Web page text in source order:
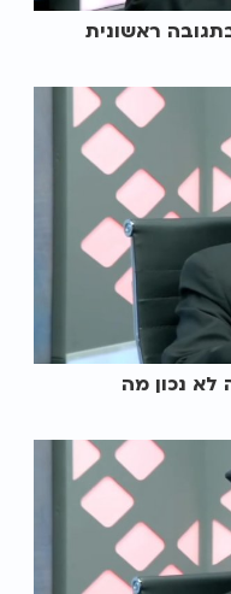
ראשונית
לא נכון מה